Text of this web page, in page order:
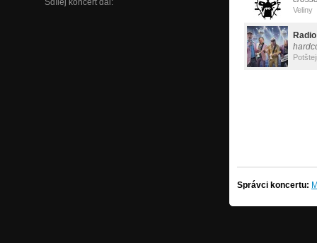
Sdílej koncert dál:
Veliny
Správci koncertu: